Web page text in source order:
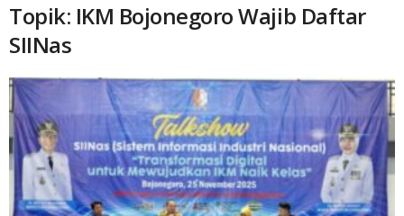
Topik: IKM Bojonegoro Wajib Daftar
SIINas